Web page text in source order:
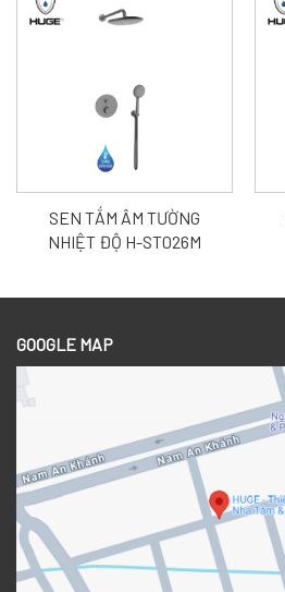
SEN TẮM ÂM TƯỜNG
NHIỆT ĐỘ H-ST026M
GOOGLE MAP